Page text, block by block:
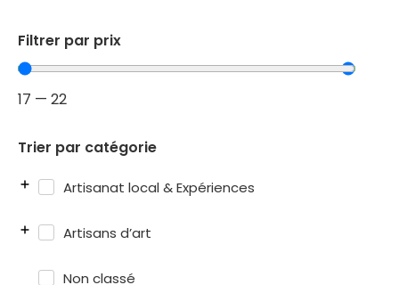
Filtrer par prix
17 — 22
Trier par catégorie
Artisanat local & Expériences
Artisans d’art
Non classé